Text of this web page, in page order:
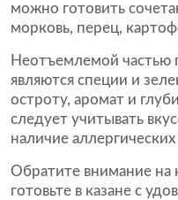
можно готовить
морковь, перец,
Неотъемлемой частью
являются специи и
остроту, аромат и
следует учитывать
наличие
Обратите внимание на
готовьте в казане с